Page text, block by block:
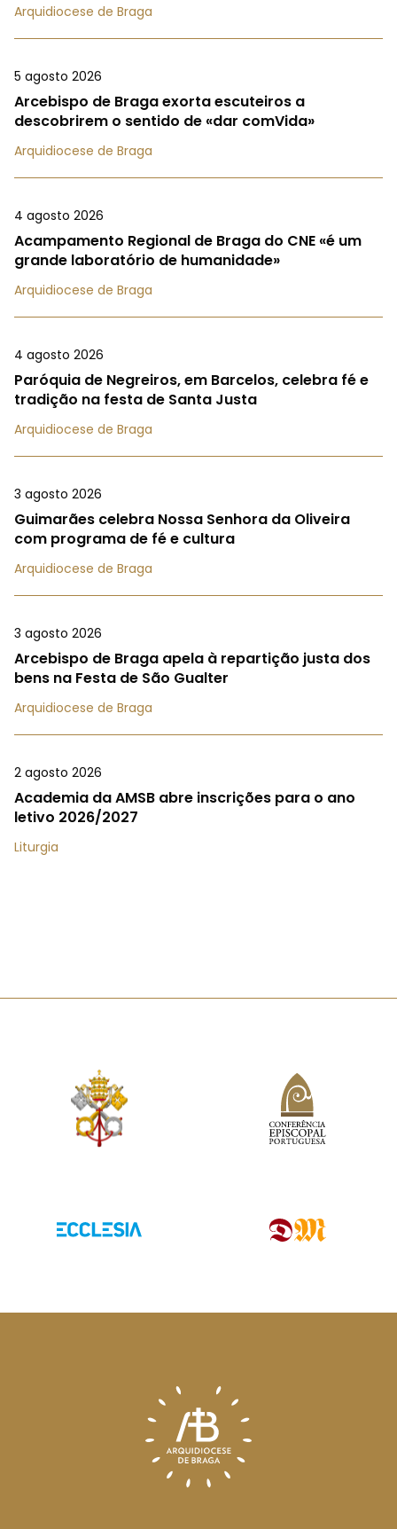
Arquidiocese de Braga
5 agosto 2026
Arcebispo de Braga exorta escuteiros a
descobrirem o sentido de «dar comVida»
Arquidiocese de Braga
4 agosto 2026
Acampamento Regional de Braga do CNE «é um
grande laboratório de humanidade»
Arquidiocese de Braga
4 agosto 2026
Paróquia de Negreiros, em Barcelos, celebra fé e
tradição na festa de Santa Justa
Arquidiocese de Braga
3 agosto 2026
Guimarães celebra Nossa Senhora da Oliveira
com programa de fé e cultura
Arquidiocese de Braga
3 agosto 2026
Arcebispo de Braga apela à repartição justa dos
bens na Festa de São Gualter
Arquidiocese de Braga
2 agosto 2026
Academia da AMSB abre inscrições para o ano
letivo 2026/2027
Liturgia